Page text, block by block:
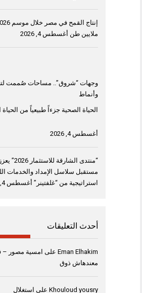
ملايين طن أغسطس 4, 2026
وجهات “شروق”.. مساحات صُممت
وأنماط
الحياة الصحية جزءاً طبيعياً من الحياة
أغسطس 4, 2026
“منتدى
مستقبل سلاسل الإمداد والخدمات
استراتيجية من “غلفتينر” أغسطس 4, 2026
أحدث التعليقات
Eman Elhakim على امسية مصور –
معندهاش ذوق
Khouloud yousry على استغلال